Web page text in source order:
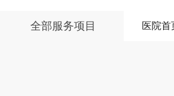
全部服务项目 医院首